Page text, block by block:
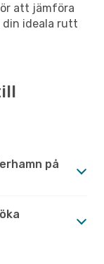
att jämföra
din ideala rutt
på